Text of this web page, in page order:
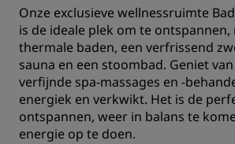
Onze exclusieve wellnessruimte
is de ideale plek om te
thermale baden, een verfrissend
sauna en een stoombad. Geniet
verfijnde spa-massages en -
energiek en verkwikt. Het is de
ontspannen, weer in balans te
energie op te doen.